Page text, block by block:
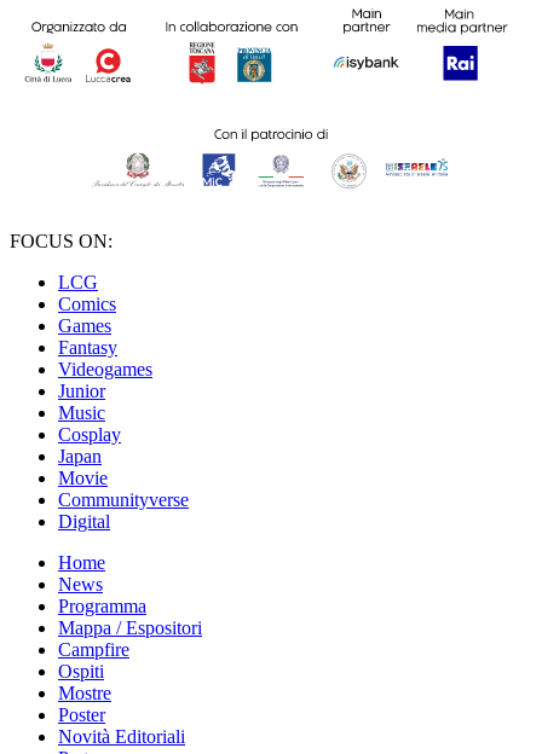
FOCUS ON:
LCG
Comics
Games
Fantasy
Videogames
Junior
Music
Cosplay
Japan
Movie
Communityverse
Digital
Home
News
Programma
Mappa / Espositori
Campfire
Ospiti
Mostre
Poster
Novità Editoriali